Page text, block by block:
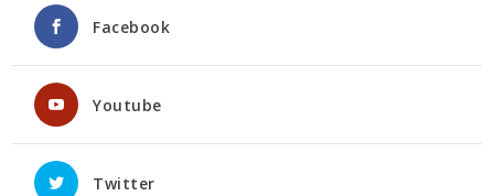
Facebook
Youtube
Twitter